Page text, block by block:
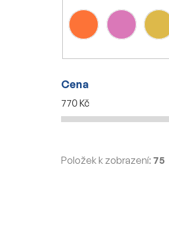
Cena
770 Kč
Položek k zobrazení: 75